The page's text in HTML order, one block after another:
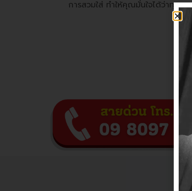
การสวมใส่ ทำให้คุณมั่นใจได้ว่าทุกก